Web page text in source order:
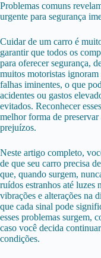
Problemas comuns
urgente para segurança
Cuidar de um carro é
garantir que todos os
para oferecer segurança,
muitos motoristas
falhas iminentes, o que
acidentes ou gastos
evitados. Reconhecer
melhor forma de
prejuízos.
Neste artigo completo,
de que seu carro precisa
que, quando surgem,
ruídos estranhos até luzes
vibrações e alterações na
que cada sinal pode
esses problemas surgem,
caso você decida
condições.